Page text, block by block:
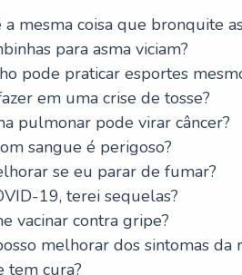
a mesma coisa que bronquite
para asma viciam?
pode praticar esportes
em uma crise de tosse?
pulmonar pode virar câncer?
sangue é perigoso?
se eu parar de fumar?
19, terei sequelas?
vacinar contra gripe?
melhorar dos sintomas da
tem cura?